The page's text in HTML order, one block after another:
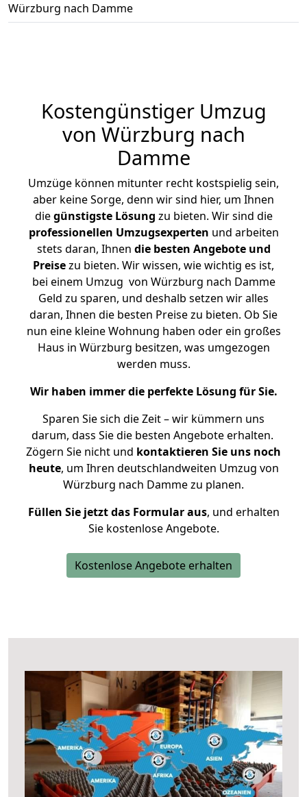
Würzburg nach Damme
Kostengünstiger Umzug
von Würzburg nach
Damme
Umzüge können mitunter recht kostspielig sein,
aber keine Sorge, denn wir sind hier, um Ihnen
diegünstigste Lösung zu bieten. Wir sind die
professionellen Umzugsexperten und arbeiten
stets daran, Ihnen die besten Angebote und
Preisezu bieten. Wir wissen, wie wichtig es ist,
bei einem Umzug von Würzburg nach Damme
Geld zu sparen, und deshalb setzen wir alles
daran, Ihnen die besten Preise zu bieten. Ob Sie
nun eine kleine Wohnung haben oder ein großes
Haus in Würzburg besitzen, was umgezogen
werden muss.
Wir haben immer die perfekte Lösung für Sie.
Sparen Sie sich die Zeit – wir kümmern uns
darum, dass Sie die besten Angebote erhalten.
Zögern Sie nicht und kontaktieren Sie uns noch
heute, um Ihren deutschlandweiten Umzug von
Würzburg nach Damme zu planen.
Füllen Sie jetzt das Formular aus, und erhalten
Sie kostenlose Angebote.
Kostenlose Angebote erhalten